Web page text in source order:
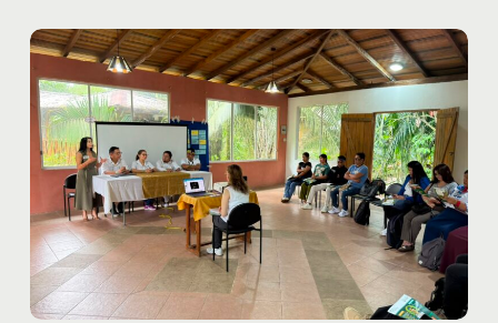
Ecuador
fortalece
la
articulación
nacional
del
MAPI
con
encuentro
entre
Gobierno
y